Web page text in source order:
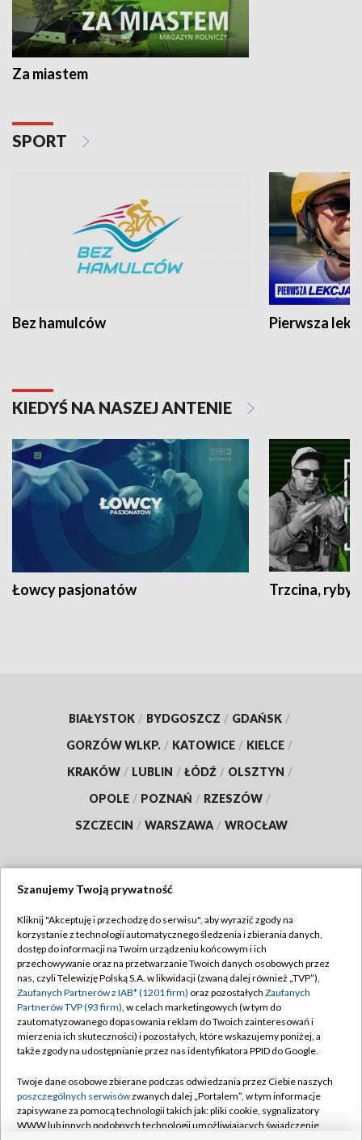
Za miastem
SPORT
Bez hamulców Pierwsza
KIEDYŚ NA NASZEJ ANTENIE
Łowcy pasjonatów Trzcina, ryby
BIAŁYSTOK / BYDGOSZCZ / GDAŃSK /
GORZÓW WLKP. / KATOWICE / KIELCE /
KRAKÓW / LUBLIN / ŁÓDŹ / OLSZTYN /
OPOLE / POZNAŃ / RZESZÓW /
SZCZECIN / WARSZAWA / WROCŁAW
TVP
Abonament TVP
Emisja w TVP
Centrum informacji TVP
Naziemna Telewizja Cyfrowa
Rada Programowa
System NOS
Regulamin TVP
Polityka prywatności
Moje zgody
Pomoc
Kontakt
Szanujemy Twoją prywatność
Kliknij "Akceptuję i przechodzę do serwisu", aby wyrazić zgody na
korzystanie z technologii automatycznego śledzenia i zbierania danych,
dostęp do informacji na Twoim urządzeniu końcowym i ich
przechowywanie oraz na przetwarzanie Twoich danych osobowych przez
nas, czyli Telewizję Polską S.A. w likwidacji (zwaną dalej również „TVP”),
Zaufanych Partnerów z IAB* (1201 firm) oraz pozostałych Zaufanych
Partnerów TVP (93 firm), w celach marketingowych (w tym do
zautomatyzowanego dopasowania reklam do Twoich zainteresowań i
mierzenia ich skuteczności) i pozostałych, które wskazujemy poniżej, a
także zgody na udostępnianie przez nas identyfikatora PPID do Google.
Twoje dane osobowe zbierane podczas odwiedzania przez Ciebie naszych
poszczególnych serwisówzwanych dalej „Portalem”, w tym informacje
zapisywane za pomocą technologii takich jak: pliki cookie, sygnalizatory
WWW lub innych podobnych technologii umożliwiających świadczenie